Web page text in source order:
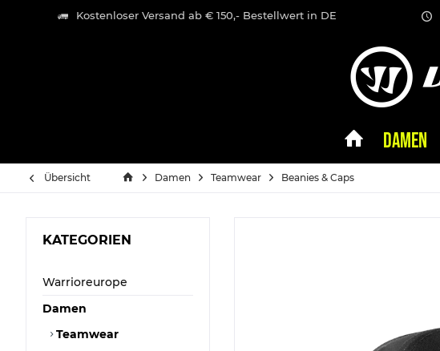
Kostenloser Versand ab € 150,- Bestellwert in DE
DAMEN
Übersicht Damen Teamwear Beanies & Caps
KATEGORIEN
Warrioreurope
Damen
Teamwear